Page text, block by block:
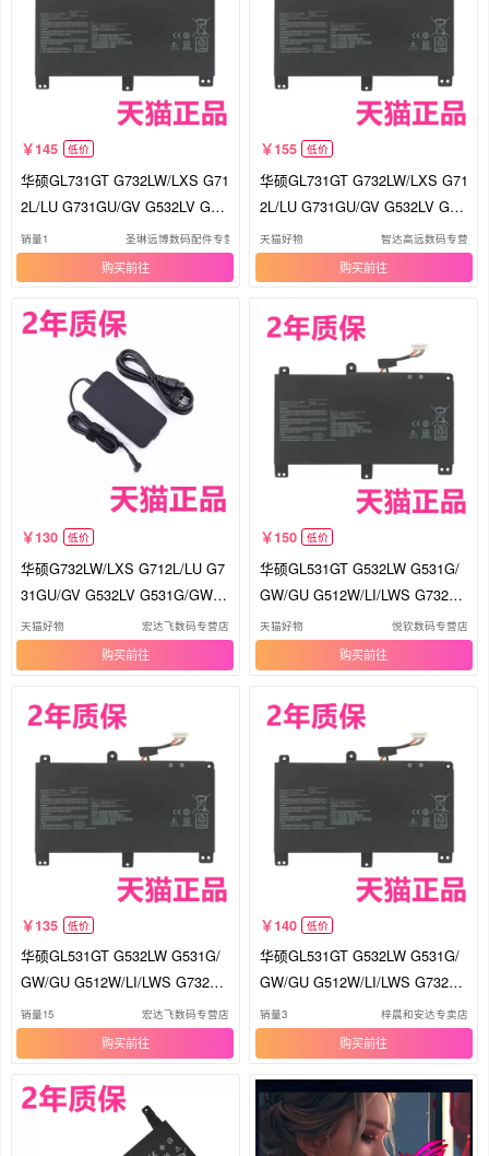
145 低价
华硕GL731GT G732LW/LXS G71
2L/LU G731GU/GV G532LV G53
1G/GW电脑G512W/LWS/LI非原
装ROG笔记本B31N1726电池
销量1 圣琳远博数码配件专营店
购买
155 低价
华硕GL731GT G732LW/LXS G71
2L/LU G731GU/GV G532LV G53
1G/GW电脑G512W/LWS/LI非原
装ROG笔记本B31N1726电池
天猫好物 智达高远数码专营
购买
130 低价
华硕G732LW/LXS G712L/LU G7
31GU/GV G532LV G531G/GW充
电器G512W/LWS魔霸4plus非原
装ROG笔记本电源适配器线
天猫好物 宏达飞数码专营店
购买
150 低价
华硕GL531GT G532LW G531G/
GW/GU G512W/LI/LWS G732L
V/LXS G712L/LU电脑G731GV笔
记本B31N1726非原装ROG电池
天猫好物 悦钦数码专营店
购买
135 低价
华硕GL531GT G532LW G531G/
GW/GU G512W/LI/LWS G732L
V/LXS G712L/LU电脑G731GV笔
记本B31N1726非原装ROG电池
销量15 宏达飞数码专营店
购买
140 低价
华硕GL531GT G532LW G531G/
GW/GU G512W/LI/LWS G732L
V/LXS G712L/LU电脑G731GV笔
记本B31N1726非原装ROG电池
销量3 梓晨和安达专卖店
购买